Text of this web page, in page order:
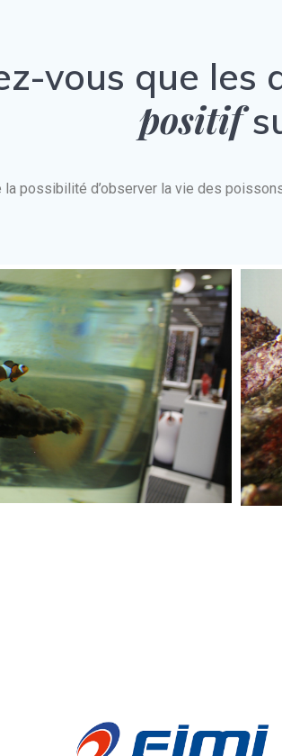
vous que les
positif
possibilité d’observer la vie des